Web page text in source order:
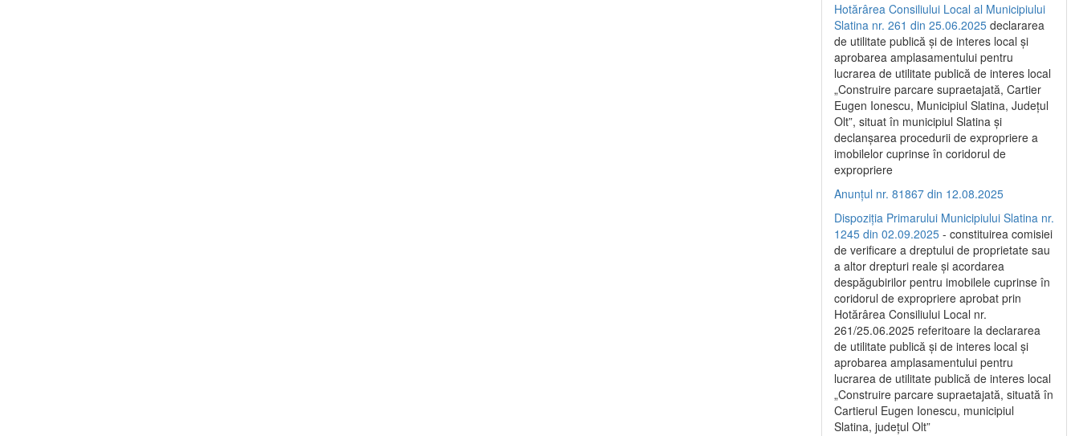
Hotărârea Consiliului Local al Municipiului
Slatina nr. 261 din 25.06.2025 declararea
de utilitate publică și de interes local și
aprobarea amplasamentului pentru
lucrarea de utilitate publică de interes local
„Construire parcare supraetajată, Cartier
Eugen Ionescu, Municipiul Slatina, Județul
Olt”, situat în municipiul Slatina și
declanșarea procedurii de expropriere a
imobilelor cuprinse în coridorul de
expropriere
Anunțul nr. 81867 din 12.08.2025
Dispoziția Primarului Municipiului Slatina nr.
1245 din 02.09.2025 - constituirea comisiei
de verificare a dreptului de proprietate sau
a altor drepturi reale și acordarea
despăgubirilor pentru imobilele cuprinse în
coridorul de expropriere aprobat prin
Hotărârea Consiliului Local nr.
261/25.06.2025 referitoare la declararea
de utilitate publică și de interes local și
aprobarea amplasamentului pentru
lucrarea de utilitate publică de interes local
„Construire parcare supraetajată, situată în
Cartierul Eugen Ionescu, municipiul
Slatina, județul Olt”